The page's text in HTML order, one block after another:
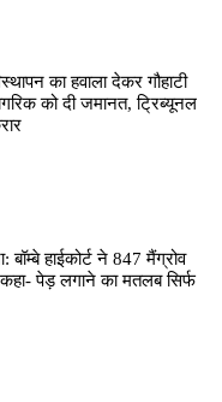
का हवाला देकर गौहाटी
को दी जमानत, ट्रिब्यूनल
हाईकोर्ट ने 847 मैंग्रोव
पेड़ लगाने का मतलब सिर्फ